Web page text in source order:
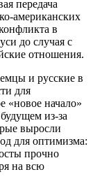
передача
американских
в
до случая с
отношения.
и русские в
для
«новое начало»
из-за
выросли
для оптимизма:
прочно
на всю